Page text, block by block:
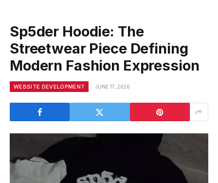
Sp5der Hoodie: The
Streetwear Piece Defining
Modern Fashion Expression
WEBSITE DEVELOPMENT JUNE 17, 2026